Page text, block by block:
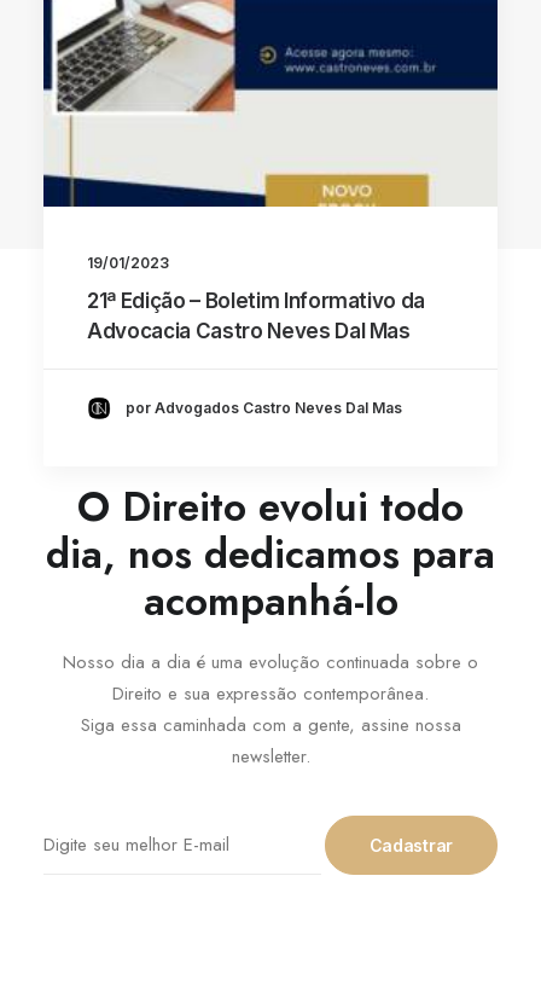
19/01/2023
21ª Edição – Boletim Informativo da
Advocacia Castro Neves Dal Mas
por Advogados Castro Neves Dal Mas
Voltar Ao Blog
O Direito evolui todo
dia, nos dedicamos para
acompanhá-lo
Nosso dia a dia é uma evolução continuada sobre o
Direito e sua expressão contemporânea.
Siga essa caminhada com a gente, assine nossa
newsletter.